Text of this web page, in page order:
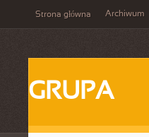
Strona główna Archiwum
GRUPA